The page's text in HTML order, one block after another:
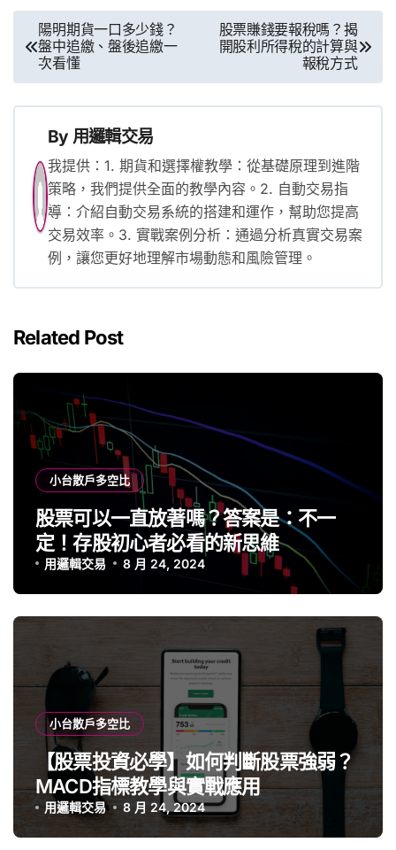
章
導
陽明期貨一口多少錢？
盤中追繳、盤後追繳一
次看懂
股票賺錢要報稅嗎？揭
開股利所得稅的計算與
報稅方式
By 用邏輯交易
我提供：1. 期貨和選擇權教學：從基礎原理到進階
策略，我們提供全面的教學內容。2. 自動交易指
導：介紹自動交易系統的搭建和運作，幫助您提高
交易效率。3. 實戰案例分析：通過分析真實交易案
例，讓您更好地理解市場動態和風險管理。
Related Post
小台散戶多空比
股票可以一直放著嗎？答案是：不一
定！存股初心者必看的新思維
用邏輯交易 8 月 24, 2024
小台散戶多空比
【股票投資必學】如何判斷股票強弱？
MACD指標教學與實戰應用
用邏輯交易 8 月 24, 2024